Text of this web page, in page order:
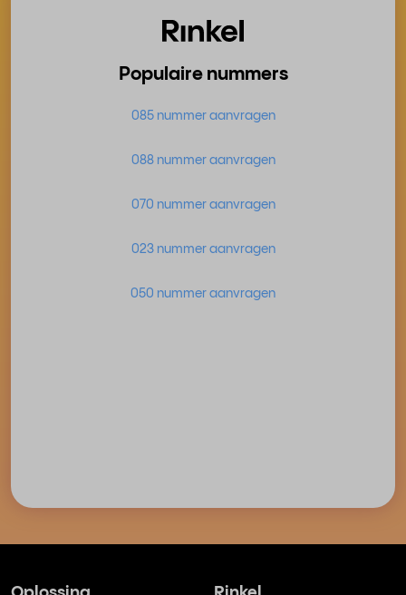
Populaire nummers
085 nummer aanvragen
088 nummer aanvragen
070 nummer aanvragen
023 nummer aanvragen
050 nummer aanvragen